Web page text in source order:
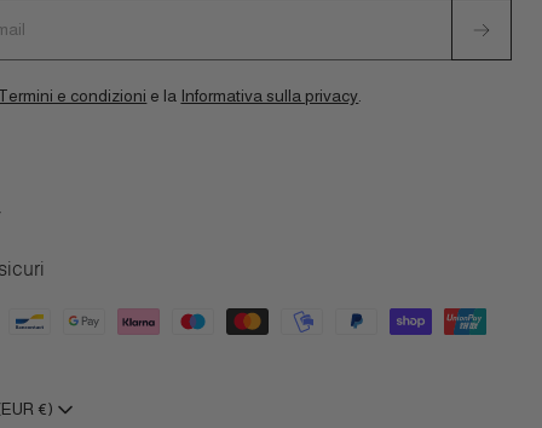
e condizioni e la Informativa sulla privacy
€)